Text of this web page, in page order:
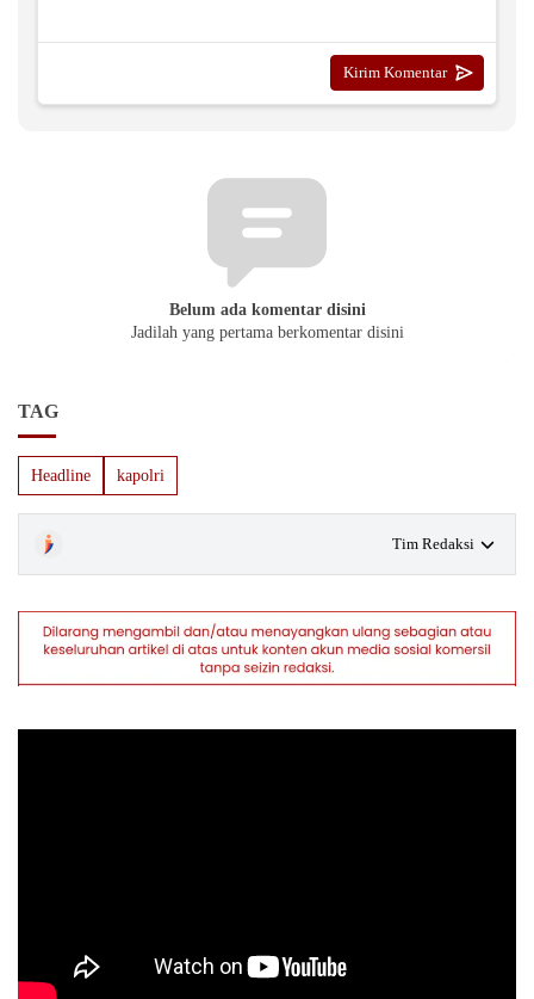
Belum ada komentar disini
Jadilah yang pertama berkomentar disini
TAG
Headline kapolri
Tim Redaksi